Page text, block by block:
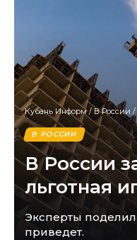
Кубань Информ/ В России /
В РОССИИ
В России
льготная
Эксперты
приведет.